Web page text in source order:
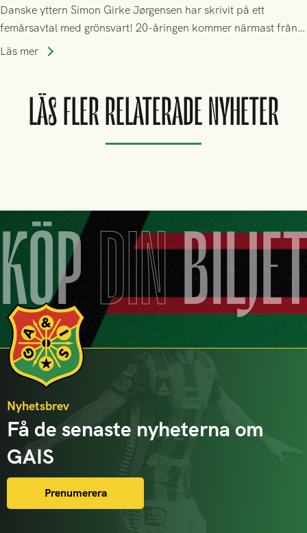
Danske yttern Simon Girke Jørgensen har skrivit på ett
femårsavtal med grönsvart! 20-åringen kommer närmast från
spel i färöiska Skála IF.
Läs mer
LÄS FLER RELATERADE NYHETER
KÖPDIN
Nyhetsbrev
Få de senaste nyheterna om
GAIS
Prenumerera